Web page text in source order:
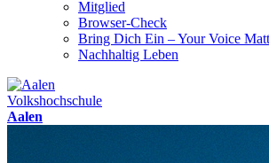
Mitglied
Browser-Check
Bring Dich Ein – Your Voice
Nachhaltig Leben
Volkshochschule
Aalen